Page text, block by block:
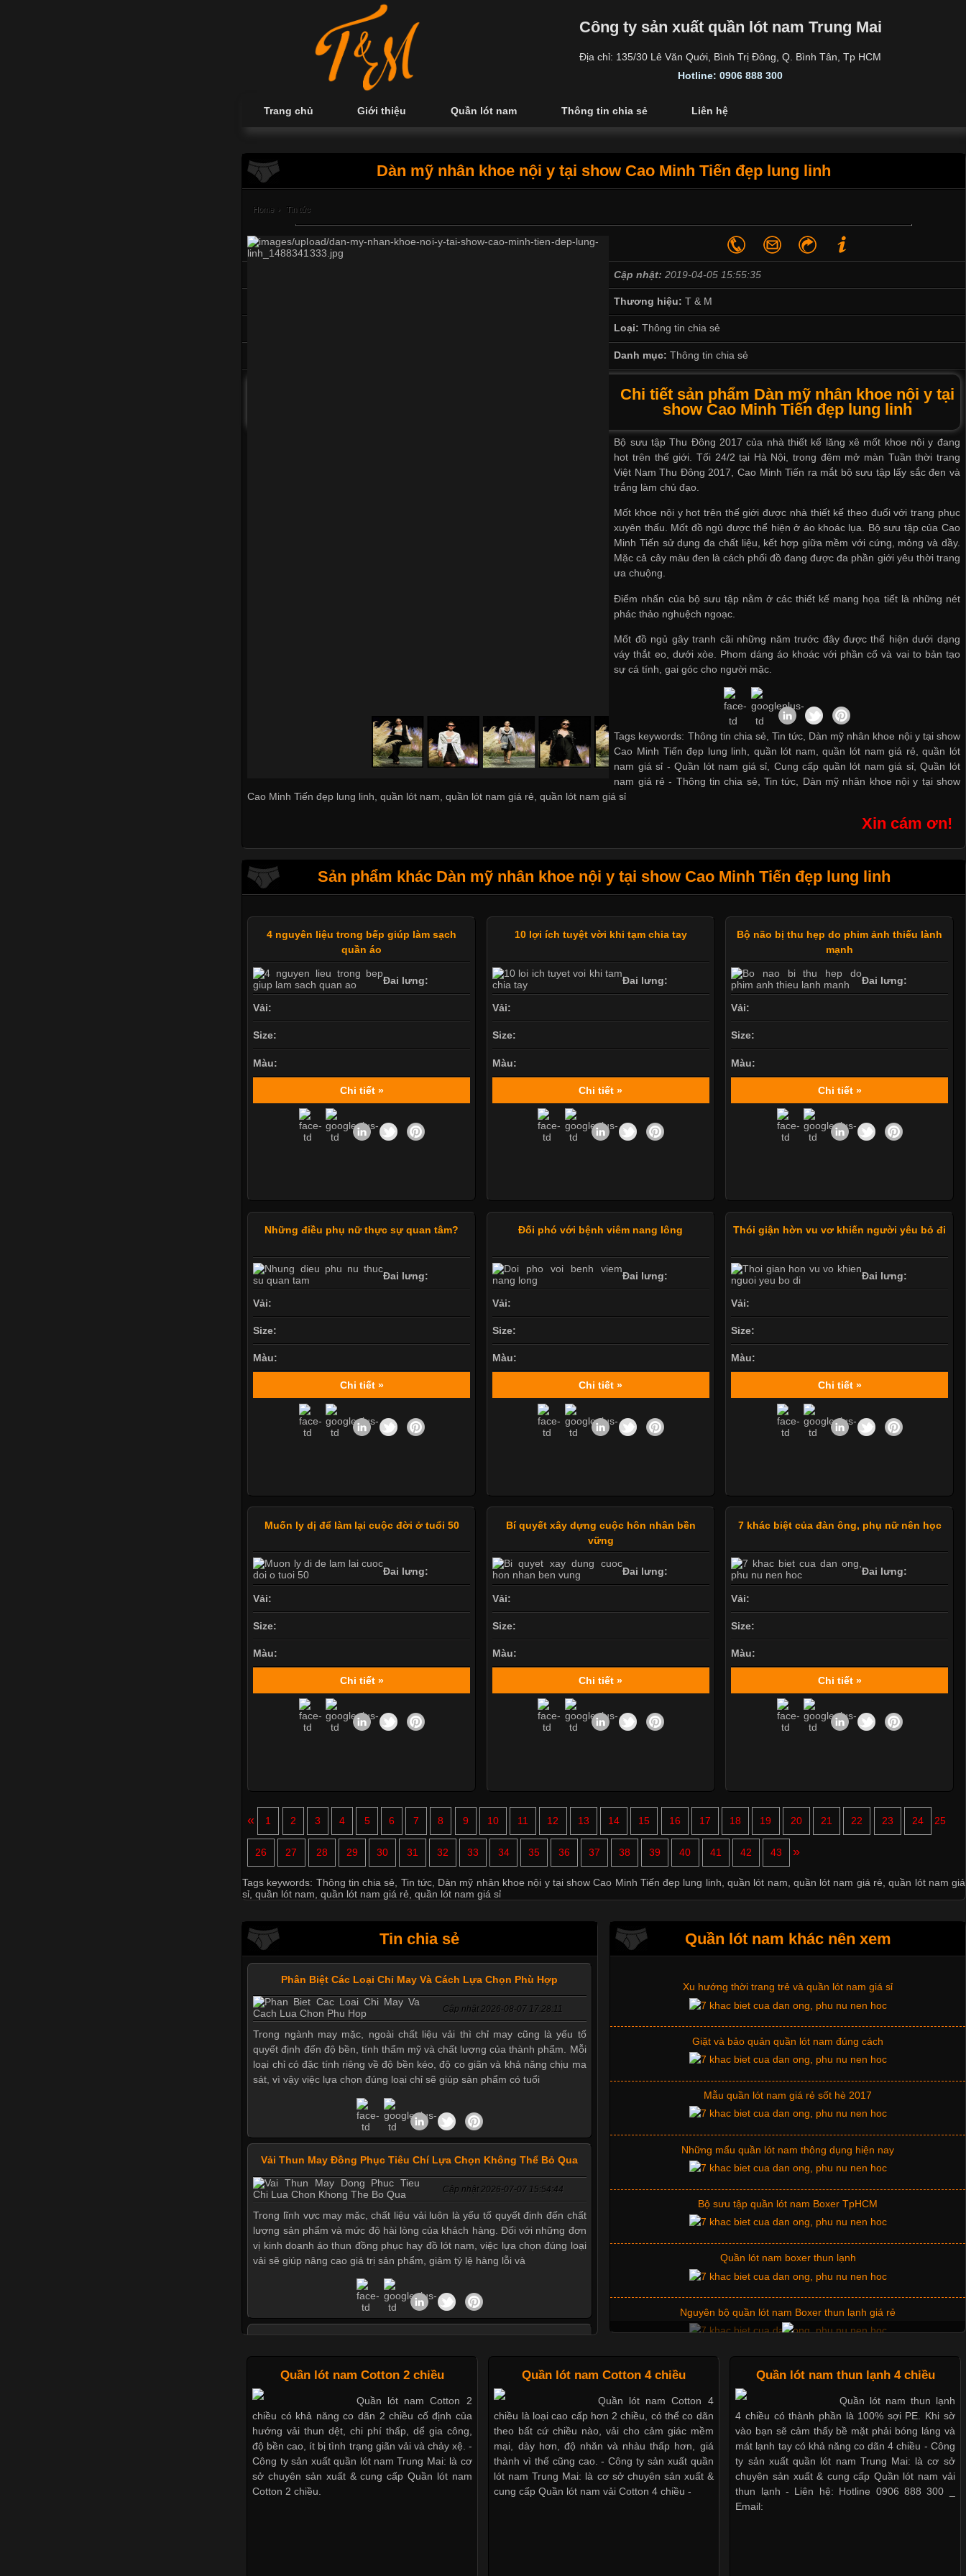
Công ty sản xuất quần lót nam Trung Mai
Địa chỉ: 135/30 Lê Văn Quới, Bình Trị Đông, Q. Bình Tân, Tp HCM
Hotline: 0906 888 300
Trang chủ Giới thiệu Quần lót nam Thông tin chia sẻ Liên hệ
Dàn mỹ nhân khoe nội y tại show Cao Minh Tiến đẹp lung linh
Home › Tin tức
Cập nhật: 2019-04-05 15:55:35
Thương hiệu:T & M
Loại: Thông tin chia sẻ
Danh mục: Thông tin chia sẻ
Chi tiết sản phẩm Dàn mỹ nhân khoe nội y tại
show Cao Minh Tiến đẹp lung linh
Bộ sưu tập Thu Đông 2017 của nhà thiết kế lăng xê mốt khoe nội y đang
hot trên thế giới. Tối 24/2 tại Hà Nội, trong đêm mở màn Tuần thời trang
Việt Nam Thu Đông 2017, Cao Minh Tiến ra mắt bộ sưu tập lấy sắc đen và
trắng làm chủ đạo.
Mốt khoe nội y hot trên thế giới được nhà thiết kế theo đuổi với trang phục
xuyên thấu. Mốt đồ ngủ được thể hiện ở áo khoác lụa. Bộ sưu tập của Cao
Minh Tiến sử dụng đa chất liệu, kết hợp giữa mềm với cứng, mỏng và dầy.
Mặc cả cây màu đen là cách phối đồ đang được đa phần giới yêu thời trang
ưa chuộng.
Điểm nhấn của bộ sưu tập nằm ở các thiết kế mang họa tiết là những nét
phác thảo nghuệch ngoạc.
Mốt đồ ngủ gây tranh cãi những năm trước đây được thể hiện dưới dạng
váy thắt eo, dưới xòe. Phom dáng áo khoác với phần cổ và vai to bản tạo
sự cá tính, gai góc cho người mặc.
Tags keywords: Thông tin chia sẻ, Tin tức, Dàn mỹ nhân khoe nội y tại show
Cao Minh Tiến đẹp lung linh, quần lót nam, quần lót nam giá rẻ, quần lót
nam giá sỉ -Quần lót nam giá sỉ, Cung cấp quần lót nam giá sỉ,Quần lót
nam giá rẻ - Thông tin chia sẻ, Tin tức, Dàn mỹ nhân khoe nội y tại show
Cao Minh Tiến đẹp lung linh,quần lót nam,quần lót nam giá rẻ,quần lót nam giá sỉ
Xin cám ơn!
Sản phẩm khác Dàn mỹ nhân khoe nội y tại show Cao Minh Tiến đẹp lung linh
4 nguyên liệu trong bếp giúp làm sạch
quần áo
Đai lưng:
Vải:
Size:
Màu:
Chi tiết »
10 lợi ích tuyệt vời khi tạm chia tay
Đai lưng:
Vải:
Size:
Màu:
Chi tiết »
Bộ não bị thu hẹp do phim ảnh thiếu lành
mạnh
Đai lưng:
Vải:
Size:
Màu:
Chi tiết »
Những điều phụ nữ thực sự quan tâm?
Đai lưng:
Vải:
Size:
Màu:
Chi tiết »
Đối phó với bệnh viêm nang lông
Đai lưng:
Vải:
Size:
Màu:
Chi tiết »
Thói giận hờn vu vơ khiến người yêu bỏ đi
Đai lưng:
Vải:
Size:
Màu:
Chi tiết »
Muốn ly dị để làm lại cuộc đời ở tuổi 50
Đai lưng:
Vải:
Size:
Màu:
Chi tiết »
Bí quyết xây dựng cuộc hôn nhân bền
vững
Đai lưng:
Vải:
Size:
Màu:
Chi tiết »
7 khác biệt của đàn ông, phụ nữ nên học
Đai lưng:
Vải:
Size:
Màu:
Chi tiết »
« 1 2 3 4 5 6 7 8 9 10 11 12 13 14 15 16 17 18 19 20 21 22 23 24 25
26 27 28 29 30 31 32 33 34 35 36 37 38 39 40 41 42 43 »
Tags keywords: Thông tin chia sẻ Tin tức, Dàn mỹ nhân khoe nội y tại show Cao Minh Tiến đẹp lung linh ,quần lót nam quần lót nam giá rẻ ,quần lót nam giá
sỉ quần lót nam quần lót nam giá rẻ quần lót nam giá sỉ
Tin chia sẻ
Phân Biệt Các Loại Chỉ May Và Cách Lựa Chọn Phù Hợp
Cập nhật 2026-08-07 17:28:11
Trong ngành may mặc, ngoài chất liệu vải thì chỉ may cũng là yếu tố
quyết định đến độ bền, tính thẩm mỹ và chất lượng của thành phẩm. Mỗi
loại chỉ có đặc tính riêng về độ bền kéo, độ co giãn và khả năng chịu ma
sát, vì vậy việc lựa chọn đúng loại chỉ sẽ giúp sản phẩm có tuổi
Vải Thun May Đồng Phục Tiêu Chí Lựa Chọn Không Thể Bỏ Qua
Cập nhật 2026-07-07 15:54:44
Trong lĩnh vực may mặc, chất liệu vải luôn là yếu tố quyết định đến chất
lượng sản phẩm và mức độ hài lòng của khách hàng. Đối với những đơn
vị kinh doanh áo thun đồng phục hay đồ lót nam, việc lựa chọn đúng loại
vải sẽ giúp nâng cao giá trị sản phẩm, giảm tỷ lệ hàng lỗi và
Cập nhật 2026-06-01 16:20:50
Áo thun là một trong những trang
phục phổ biến nhất hiện nay nhờ tính tiện dụng, dễ phối đồ và phù hợp
với nhiều đối tượng. Bên cạnh chất liệu và kiểu dáng, phần cổ áo cũng là
yếu tố quan trọng tạo nên phong cách riêng cho từng sản phẩm. Mỗi loại
cổ áo sẽ mang đến một vẻ đẹp khác
Quần lót nam khác nên xem
Mẫu quần short quần lót nam nữ hè thu 2017
Thị hiều quần lót nam bơi lội nam và nữ 2017
Xu hướng thời trang trẻ và quần lót nam giá sỉ
Giặt và bảo quản quần lót nam đúng cách
Mẫu quần lót nam giá rẻ sốt hè 2017
Những mẩu quần lót nam thông dụng hiện nay
Bộ sưu tập quần lót nam Boxer TpHCM
Quần lót nam boxer thun lạnh
Nguyên bộ quần lót nam Boxer thun lạnh giá rẻ
Mẫu quần short quần lót nam nữ hè thu 2017
Thị hiều quần lót nam bơi lội nam và nữ 2017
Quần lót nam Cotton 2 chiều
Quần lót nam Cotton 2
chiều có khả năng co dãn 2 chiều cố định của
hướng vải thun dệt, chi phí thấp, dể gia công,
độ bền cao, ít bị tình trạng giãn vải và chảy xệ. -
Công ty sản xuất quần lót nam Trung Mai: là cơ
sở chuyên sản xuất & cung cấp Quần lót nam
Cotton 2 chiều.
Quần lót nam Cotton 4 chiều
Quần lót nam Cotton 4
chiều là loại cao cấp hơn 2 chiều, có thể co dãn
theo bất cứ chiều nào, vải cho cảm giác mềm
mại, dày hơn, độ nhăn và nhàu thấp hơn, giá
thành vì thế cũng cao. - Công ty sản xuất quần
lót nam Trung Mai: là cơ sở chuyên sản xuất &
cung cấp Quần lót nam vải Cotton 4 chiều -
Quần lót nam thun lạnh 4 chiều
Quần lót nam thun lạnh
4 chiều có thành phần là 100% sợi PE. Khi sờ
vào bạn sẽ cảm thấy bề mặt phải bóng láng và
mát lạnh tay có khả năng co dãn 4 chiều - Công
ty sản xuất quần lót nam Trung Mai: là cơ sở
chuyên sản xuất & cung cấp Quần lót nam vải
thun lạnh - Liên hệ: Hotline 0906 888 300 _
Email: